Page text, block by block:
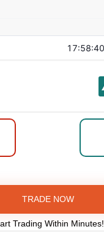
TRADE NOW
Trading Within Minutes!